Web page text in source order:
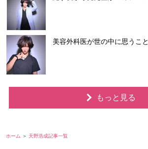
美容外科医が世の中に思うこと
もっと見る
ホーム 天野浩成記事一覧